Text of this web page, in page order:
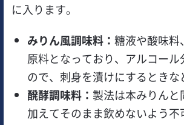
に入ります。
みりん風調味料： 糖液や酸味料
原料となっており、アルコール
ので、刺身を漬けにするときな
醗酵調味料： 製法は本みりんと
加えてそのまま飲めないよう